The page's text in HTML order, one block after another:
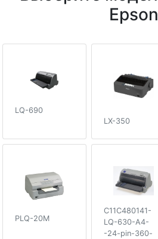
Epson
LQ-690
LX-350
PLQ-20M
C11C480141-
LQ-630-A4-
-24-pin-360-